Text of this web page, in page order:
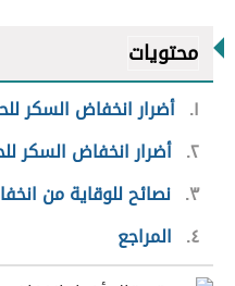
محتويات
١ أضرار انخفاض السكر
٢ أضرار انخفاض السكر
٣ نصائح للوقاية من
٤
المراجع